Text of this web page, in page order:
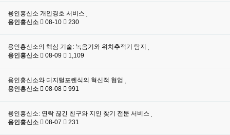
용인흥신소 개인경호 서비스
용인흥신소
08-10 230
용인흥신소의 핵심 기술: 녹음기와 위치추적기 탐지
용인흥신소
08-09 1,109
용인흥신소와 디지털포렌식의 혁신적 협업
용인흥신소
08-08 991
용인흥신소: 연락 끊긴 친구와 지인 찾기 전문 서비스
용인흥신소
08-07 231